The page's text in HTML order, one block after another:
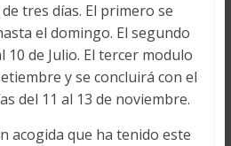
tres días. El primero se
el domingo. El segundo
10 de Julio. El tercer modulo
y se concluirá con el
del 11 al 13 de noviembre.
acogida que ha tenido este